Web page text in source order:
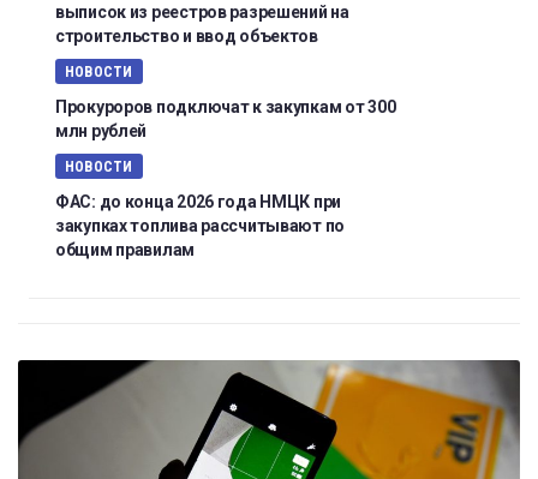
выписок из реестров разрешений на
строительство и ввод объектов
НОВОСТИ
Прокуроров подключат к закупкам от 300
млн рублей
НОВОСТИ
ФАС: до конца 2026 года НМЦК при
закупках топлива рассчитывают по
общим правилам